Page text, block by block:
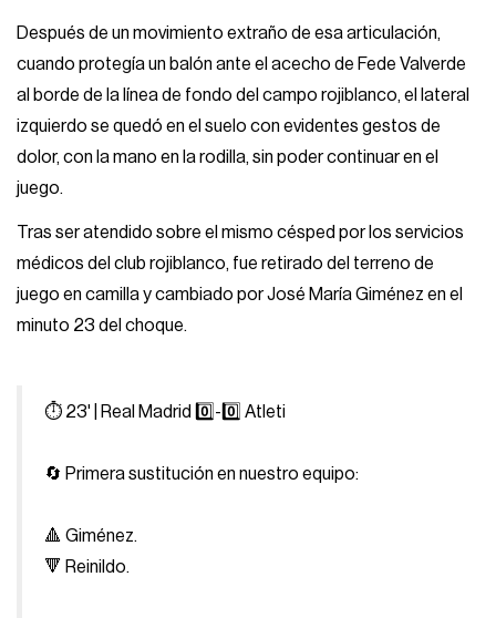
Después de un movimiento extraño de esa articulación,
cuando protegía un balón ante el acecho de Fede Valverde
al borde de la línea de fondo del campo rojiblanco, el lateral
izquierdo se quedó en el suelo con evidentes gestos de
dolor, con la mano en la rodilla, sin poder continuar en el
juego.
Tras ser atendido sobre el mismo césped por los servicios
médicos del club rojiblanco, fue retirado del terreno de
juego en camilla y cambiado por José María Giménez en el
minuto 23 del choque.
⏱ 23' | Real Madrid 0⃣-0⃣ Atleti
🔄 Primera sustitución en nuestro equipo:
🔺 Giménez.
🔻 Reinildo.